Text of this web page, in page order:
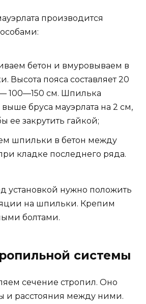
производится
бетон и вмуровываем в
Высота пояса составляет 20
100—150 см. Шпилька
бруса мауэрлата на 2 см,
ее закрутить гайкой;
шпильки в бетон между
кладке последнего ряда.
установкой нужно положить
на шпильки. Крепим
болтами.
системы
сечение стропил. Оно
и расстояния между ними.